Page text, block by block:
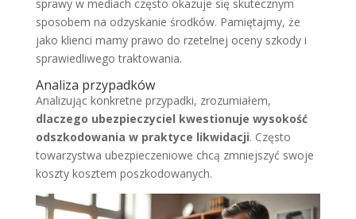
sprawy w mediach często okazuje się skutecznym
sposobem na odzyskanie środków. Pamiętajmy, że
jako klienci mamy prawo do rzetelnej oceny szkody i
sprawiedliwego traktowania.
Analiza przypadków
Analizując konkretne przypadki, zrozumiałem,
dlaczego ubezpieczyciel kwestionuje wysokość
odszkodowania w praktyce likwidacji. Często
towarzystwa ubezpieczeniowe chcą zmniejszyć swoje
koszty kosztem poszkodowanych.